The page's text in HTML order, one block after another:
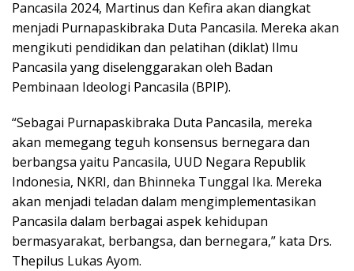
Pancasila 2024, Martinus dan Kefira akan diangkat
menjadi Purnapaskibraka Duta Pancasila. Mereka akan
mengikuti pendidikan dan pelatihan (diklat) Ilmu
Pancasila yang diselenggarakan oleh Badan
Pembinaan Ideologi Pancasila (BPIP).
“Sebagai Purnapaskibraka Duta Pancasila, mereka
akan memegang teguh konsensus bernegara dan
berbangsa yaitu Pancasila, UUD Negara Republik
Indonesia, NKRI, dan Bhinneka Tunggal Ika. Mereka
akan menjadi teladan dalam mengimplementasikan
Pancasila dalam berbagai aspek kehidupan
bermasyarakat, berbangsa, dan bernegara,” kata Drs.
Thepilus Lukas Ayom.